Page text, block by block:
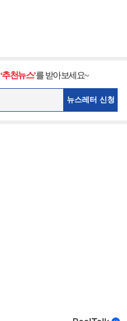
‘추천뉴스’를 받아보세요~
뉴스레터 신청